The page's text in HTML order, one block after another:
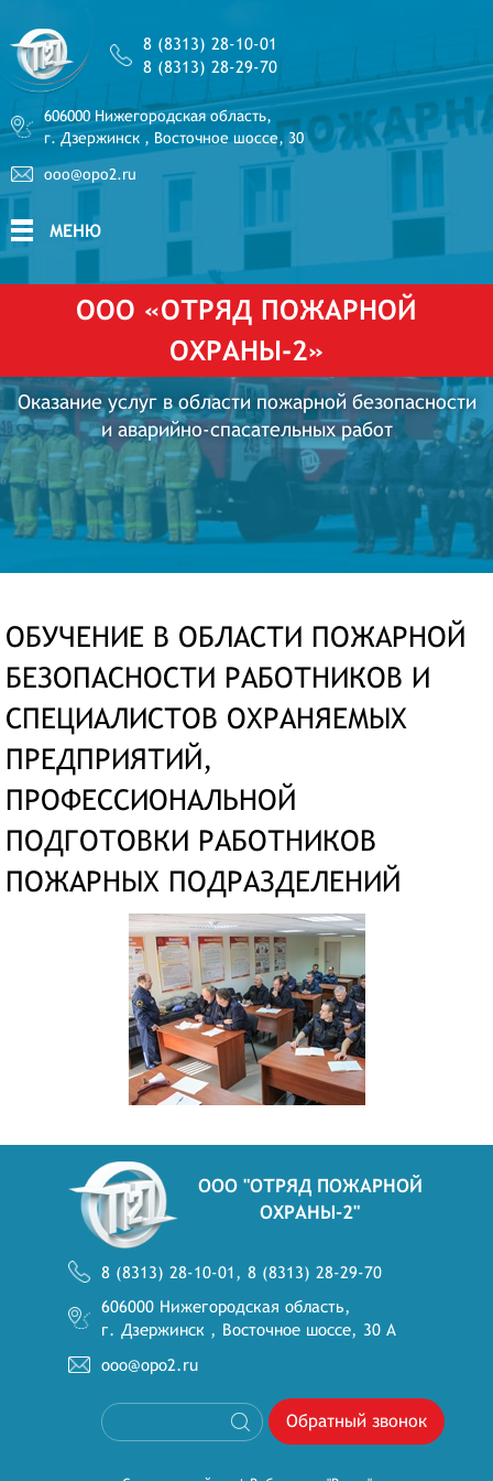
8 (8313) 28-10-01
8 (8313) 28-29-70
606000 Нижегородская область,
г. Дзержинск , Восточное шоссе, 30
ooo@opo2.ru
МЕНЮ
ООО «ОТРЯД ПОЖАРНОЙ
ОХРАНЫ-2»
Оказание услуг в области пожарной безопасности
и аварийно-спасательных работ
ОБУЧЕНИЕ В ОБЛАСТИ ПОЖАРНОЙ
БЕЗОПАСНОСТИ РАБОТНИКОВ И
СПЕЦИАЛИСТОВ ОХРАНЯЕМЫХ
ПРЕДПРИЯТИЙ,
ПРОФЕССИОНАЛЬНОЙ
ПОДГОТОВКИ РАБОТНИКОВ
ПОЖАРНЫХ ПОДРАЗДЕЛЕНИЙ
OOO "ОТРЯД ПОЖАРНОЙ
ОХРАНЫ-2"
8 (8313) 28-10-01, 8 (8313) 28-29-70
606000 Нижегородская область,
г. Дзержинск , Восточное шоссе, 30 А
ooo@opo2.ru
Обратный звонок